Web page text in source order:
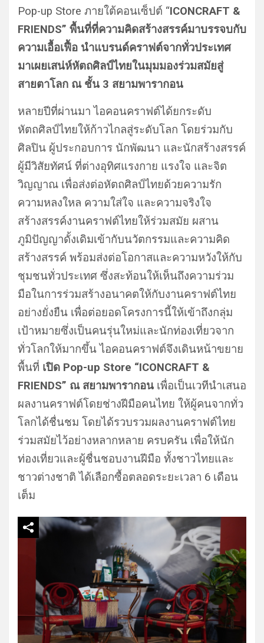
Pop-up Store ภายใต้คอนเซ็ปต์ “ICONCRAFT &
FRIENDS” พื้นที่ที่ความคิดสร้างสรรค์มาบรรจบกับ
ความเอื้อเฟื้อ นำแบรนด์คราฟต์จากทั่วประเทศ
มาเผยเสน่ห์หัตถศิลป์ไทยในมุมมองร่วมสมัยสู่
สายตาโลก ณ ชั้น 3 สยามพารากอน
หลายปีที่ผ่านมา ไอคอนคราฟต์ได้ยกระดับ
หัตถศิลป์ไทยให้ก้าวไกลสู่ระดับโลก โดยร่วมกับ
ศิลปิน ผู้ประกอบการ นักพัฒนา และนักสร้างสรรค์
ผู้มีวิสัยทัศน์ ที่ต่างอุทิศแรงกาย แรงใจ และจิต
วิญญาณ เพื่อส่งต่อหัตถศิลป์ไทยด้วยความรัก
ความหลงใหล ความใส่ใจ และความจริงใจ
สร้างสรรค์งานคราฟต์ไทยให้ร่วมสมัย ผสาน
ภูมิปัญญาดั้งเดิมเข้ากับนวัตกรรมและความคิด
สร้างสรรค์ พร้อมส่งต่อโอกาสและความหวังให้กับ
ชุมชนทั่วประเทศ ซึ่งสะท้อนให้เห็นถึงความร่วม
มือในการร่วมสร้างอนาคตให้กับงานคราฟต์ไทย
อย่างยั่งยืน เพื่อต่อยอดโครงการนี้ให้เข้าถึงกลุ่ม
เป้าหมายซึ่งเป็นคนรุ่นใหม่และนักท่องเที่ยวจาก
ทั่วโลกให้มากขึ้น ไอคอนคราฟต์จึงเดินหน้าขยาย
พื้นที่ เปิด Pop-up Store “ICONCRAFT &
FRIENDS” ณ สยามพารากอน เพื่อเป็นเวทีนำเสนอ
ผลงานคราฟต์โดยช่างฝีมือคนไทย ให้ผู้คนจากทั่ว
โลกได้ชื่นชม โดยได้รวบรวมผลงานคราฟต์ไทย
ร่วมสมัยไว้อย่างหลากหลาย ครบครัน เพื่อให้นัก
ท่องเที่ยวและผู้ชื่นชอบงานฝีมือ ทั้งชาวไทยและ
ชาวต่างชาติ ได้เลือกซื้อตลอดระยะเวลา 6 เดือน
เต็ม